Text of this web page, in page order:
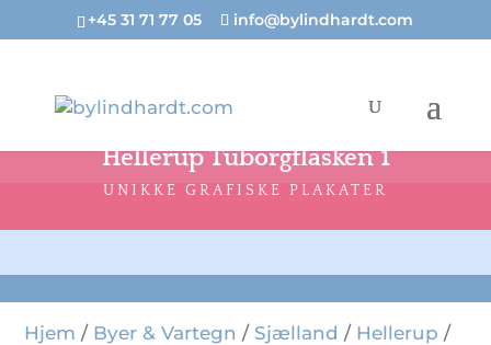
+45 31 71 77 05 info@bylindhardt.com
Hellerup Tuborgflasken 1
UNIKKE GRAFISKE PLAKATER
Hjem / Byer & Vartegn / Sjælland / Hellerup /